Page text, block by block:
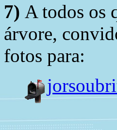
7) A todos os
árvore,
fotos para: